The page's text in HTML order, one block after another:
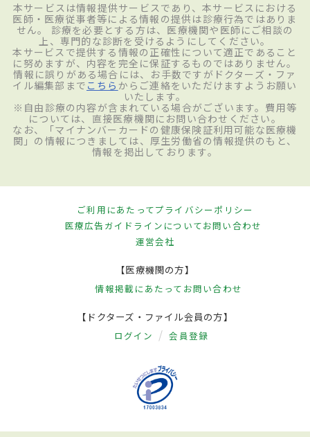
本サービスは情報提供サービスであり、本サービスにおける
医師・医療従事者等による情報の提供は診療行為ではありま
せん。 診療を必要とする方は、医療機関や医師にご相談の
上、専門的な診断を受けるようにしてください。
本サービスで提供する情報の正確性について適正であること
に努めますが、内容を完全に保証するものではありません。
情報に誤りがある場合には、お手数ですがドクターズ・ファ
イル編集部まで こちら からご連絡をいただけますようお願い
いたします。
※自由診療の内容が含まれている場合がございます。費用等
については、直接医療機関にお問い合わせください。
なお、「マイナンバーカードの健康保険証利用可能な医療機
関」の情報につきましては、厚生労働省の情報提供のもと、
情報を掲出しております。
ご利用にあたってプライバシーポリシー
医療広告ガイドラインについてお問い合わせ
運営会社
【医療機関の方】
情報掲載にあたって お問い合わせ
【ドクターズ・ファイル会員の方】
ログイン 会員登録